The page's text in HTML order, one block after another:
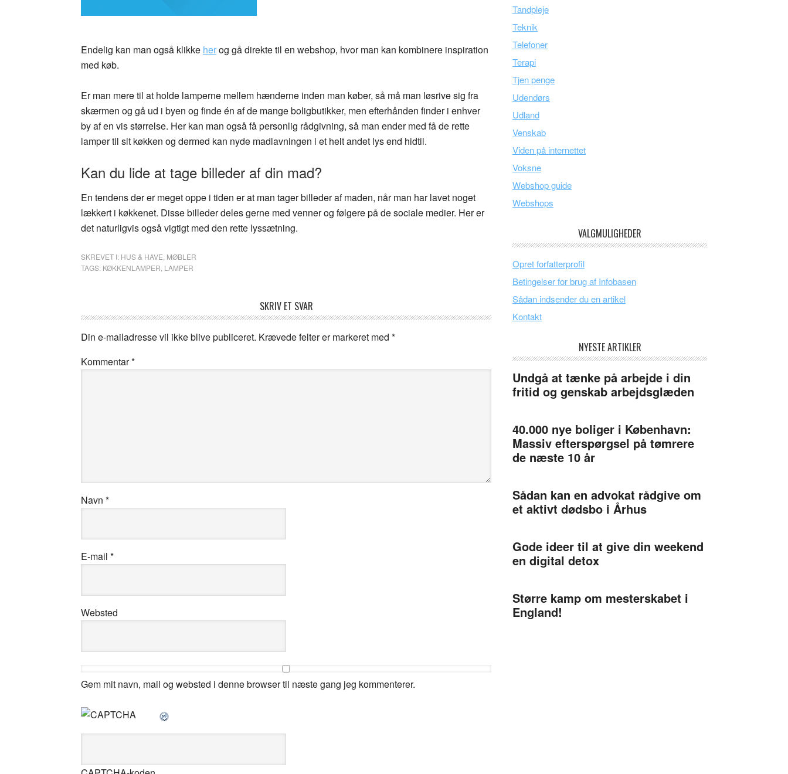
Endelig kan man også klikke herog gå direkte til en webshop, hvor man kan kombinere inspiration
med køb.
Er man mere til at holde lamperne mellem hænderne inden man køber, så må man løsrive sig fra
skærmen og gå ud i byen og finde én af de mange boligbutikker, men efterhånden finder i enhver
by af en vis størrelse. Her kan man også få personlig rådgivning, så man ender med få de rette
lamper til sit køkken og dermed kan nyde madlavningen i et helt andet lys end hidtil.
Kan du lide at tage billeder af din mad?
En tendens der er meget oppe i tiden er at man tager billeder af maden, når man har lavet noget
lækkert i køkkenet. Disse billeder deles gerne med venner og følgere på de sociale medier. Her er
det naturligvis også vigtigt med den rette lyssætning.
SKREVET I: HUS & HAVE MØBLER
TAGS: KØKKENLAMPER LAMPER
SKRIV ET SVAR
Din e-mailadresse vil ikke blive publiceret. Krævede felter er markeret med *
Kommentar*
Navn *
E-mail *
Websted
Gem mit navn, mail og websted i denne browser til næste gang jeg kommenterer.
Tandpleje
Teknik
Telefoner
Terapi
Tjen penge
Udendørs
Udland
Venskab
Viden på internettet
Voksne
Webshop guide
Webshops
VALGMULIGHEDER
Opret forfatterprofil
Betingelser for brug af Infobasen
Sådan indsender du en artikel
Kontakt
NYESTE ARTIKLER
Undgå at tænke på arbejde i din
fritid og genskab arbejdsglæden
40.000 nye boliger i København:
Massiv efterspørgsel på tømrere
de næste 10 år
Sådan kan en advokat rådgive om
et aktivt dødsbo i Århus
Gode ideer til at give din weekend
en digital detox
Større kamp om mesterskabet i
England!